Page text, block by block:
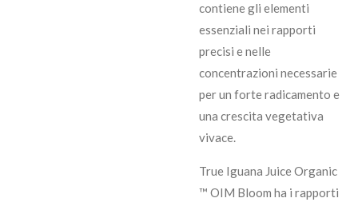
contiene gli elementi
essenziali nei rapporti
precisi e nelle
concentrazioni necessarie
per un forte radicamento e
una crescita vegetativa
vivace.
True Iguana Juice Organic
™ OIM Bloom ha i rapporti